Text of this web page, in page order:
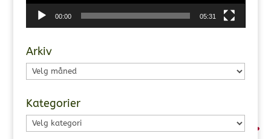
00:00 05:31
Arkiv
Arkiv
Kategorier
Kategorier